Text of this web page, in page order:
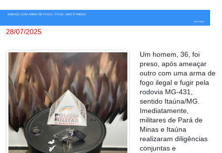
AMEAÇA COM ARMA DE FOGO, FOGE, MAS É PRESO
Giro Policial
28/07/2025
Um homem, 36, foi
preso, após ameaçar
outro com uma arma de
fogo ilegal e fugir pela
rodovia MG-431,
sentido Itaúna/MG.
Imediatamente,
militares de Pará de
Minas e Itaúna
realizaram diligências
conjuntas e